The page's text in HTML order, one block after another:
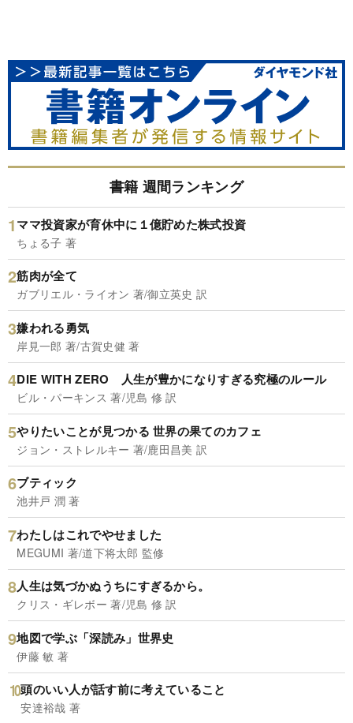
書籍 週間ランキング
ママ投資家が育休中に１億貯めた株式投資
ちょる子 著
筋肉が全て
ガブリエル・ライオン 著/御立英史 訳
嫌われる勇気
岸見一郎 著/古賀史健 著
DIE WITH ZERO 人生が豊かになりすぎる究極のルール
ビル・パーキンス 著/児島 修 訳
やりたいことが見つかる 世界の果てのカフェ
ジョン・ストレルキー 著/鹿田昌美 訳
ブティック
池井戸 潤 著
わたしはこれでやせました
MEGUMI 著/道下将太郎 監修
人生は気づかぬうちにすぎるから。
クリス・ギレボー 著/児島 修 訳
地図で学ぶ「深読み」世界史
伊藤 敏 著
頭のいい人が話す前に考えていること
安達裕哉 著